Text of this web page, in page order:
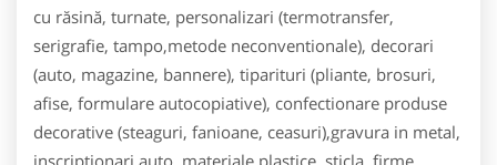
cu răsină, turnate, personalizari (termotransfer,
serigrafie, tampo,metode neconventionale), decorari
(auto, magazine, bannere), tiparituri (pliante, brosuri,
afise, formulare autocopiative), confectionare produse
decorative (steaguri, fanioane, ceasuri),gravura in metal,
inscriptionari auto, materiale plastice, sticla, firme